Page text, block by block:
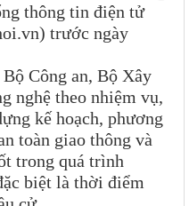
thông tin điện tử
trước ngày
Công an, Bộ Xây
nghệ theo nhiệm vụ,
kế hoạch, phương
toàn giao thông và
trong quá trình
biệt là thời điểm